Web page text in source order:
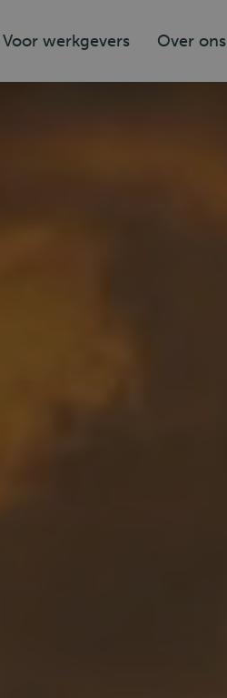
Voor werkgevers Over ons